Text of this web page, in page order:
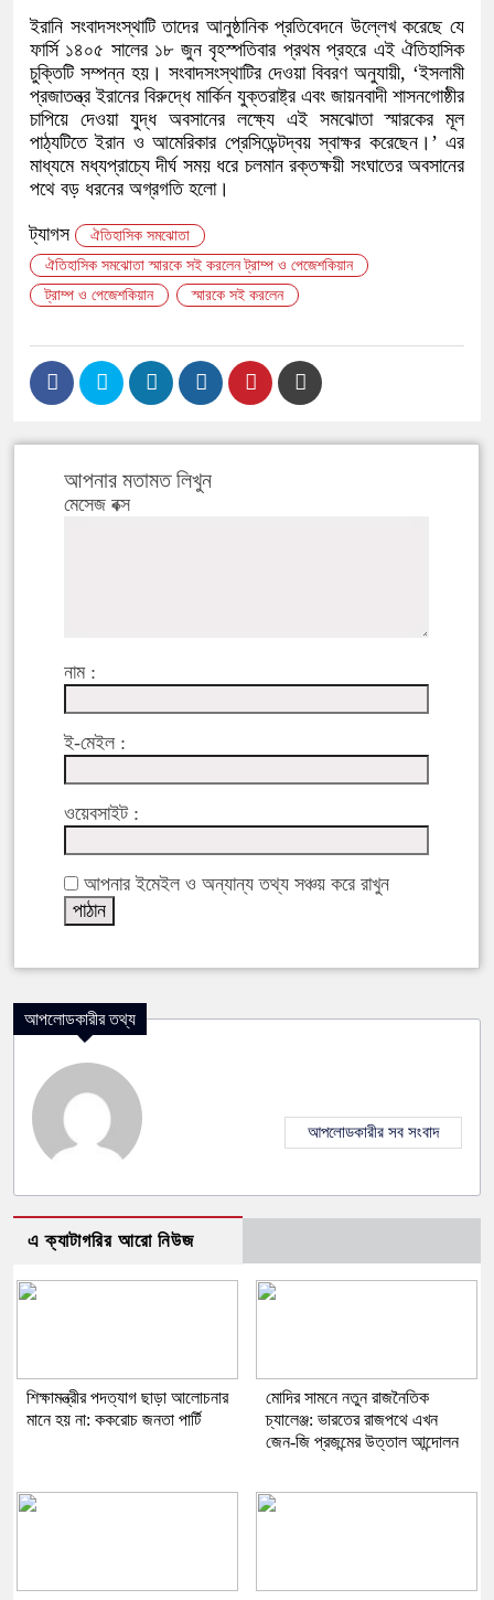
ইরানি সংবাদসংস্থাটি তাদের আনুষ্ঠানিক প্রতিবেদনে উল্লেখ করেছে যে
ফার্সি ১৪০৫ সালের ১৮ জুন বৃহস্পতিবার প্রথম প্রহরে এই ঐতিহাসিক
চুক্তিটি সম্পন্ন হয়। সংবাদসংস্থাটির দেওয়া বিবরণ অনুযায়ী, ‘ইসলামী
প্রজাতন্ত্র ইরানের বিরুদ্ধে মার্কিন যুক্তরাষ্ট্র এবং জায়নবাদী শাসনগোষ্ঠীর
চাপিয়ে দেওয়া যুদ্ধ অবসানের লক্ষ্যে এই সমঝোতা স্মারকের মূল
পাঠ্যটিতে ইরান ও আমেরিকার প্রেসিডেন্টদ্বয় স্বাক্ষর করেছেন।’ এর
মাধ্যমে মধ্যপ্রাচ্যে দীর্ঘ সময় ধরে চলমান রক্তক্ষয়ী সংঘাতের অবসানের
পথে বড় ধরনের অগ্রগতি হলো।
ট্যাগস
​ঐতিহাসিক সমঝোতা
​ঐতিহাসিক সমঝোতা স্মারকে সই করলেন ট্রাম্প ও পেজেশকিয়ান
ট্রাম্প ও পেজেশকিয়ান
স্মারকে সই করলেন
আপনার মতামত লিখুন
মেসেজ বক্স
নাম :
ই-মেইল :
ওয়েবসাইট :
আপনার ইমেইল ও অন্যান্য তথ্য সঞ্চয় করে রাখুন
আপলোডকারীর তথ্য
আপলোডকারীর সব সংবাদ
এ ক্যাটাগরির আরো নিউজ
শিক্ষামন্ত্রীর পদত্যাগ ছাড়া আলোচনার
মানে হয় না: ককরোচ জনতা পার্টি
মোদির সামনে নতুন রাজনৈতিক
চ্যালেঞ্জ: ভারতের রাজপথে এখন
জেন-জি প্রজন্মের উত্তাল আন্দোলন